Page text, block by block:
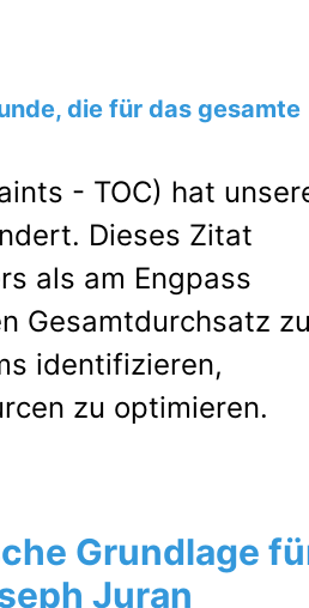
die für das gesamte
- TOC) hat
Dieses Zitat
als am Engpass
Gesamtdurchsatz
identifizieren,
zu optimieren.
Grundlage
Juran